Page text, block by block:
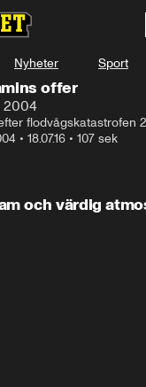
Nyheter Sport
offer
2004
flodvågskatastrofen
• 18.07.16 • 107 sek
och värdig